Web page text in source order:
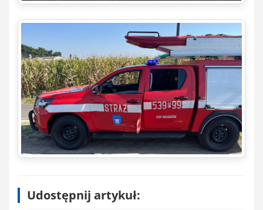
Udostępnij artykuł: